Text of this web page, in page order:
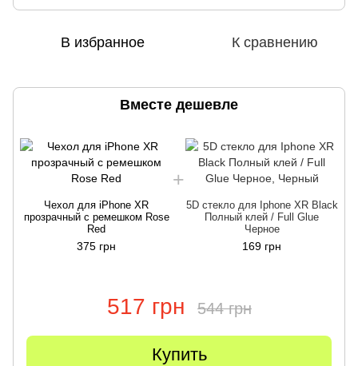
В избранное К сравнению
Вместе дешевле
Чехол для iPhone XR
прозрачный с ремешком Rose
Red
375 грн
5D стекло для Iphone XR Black
Полный клей / Full Glue
Черное
169 грн
517 грн 544 грн
Купить